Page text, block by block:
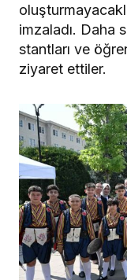
imzaladı. Daha
stantları ve
ziyaret ettiler.